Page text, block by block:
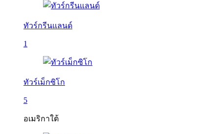
ทัวร์กรีนแลนด์
1
ทัวร์เม็กซิโก
5
อเมริกาใต้